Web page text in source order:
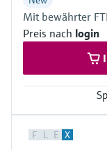
Outdoor: –20 °C ...
Kann bei Bedarf
Mit bewährter
Preis nach login
CH4, CO, CO2,
F L E X